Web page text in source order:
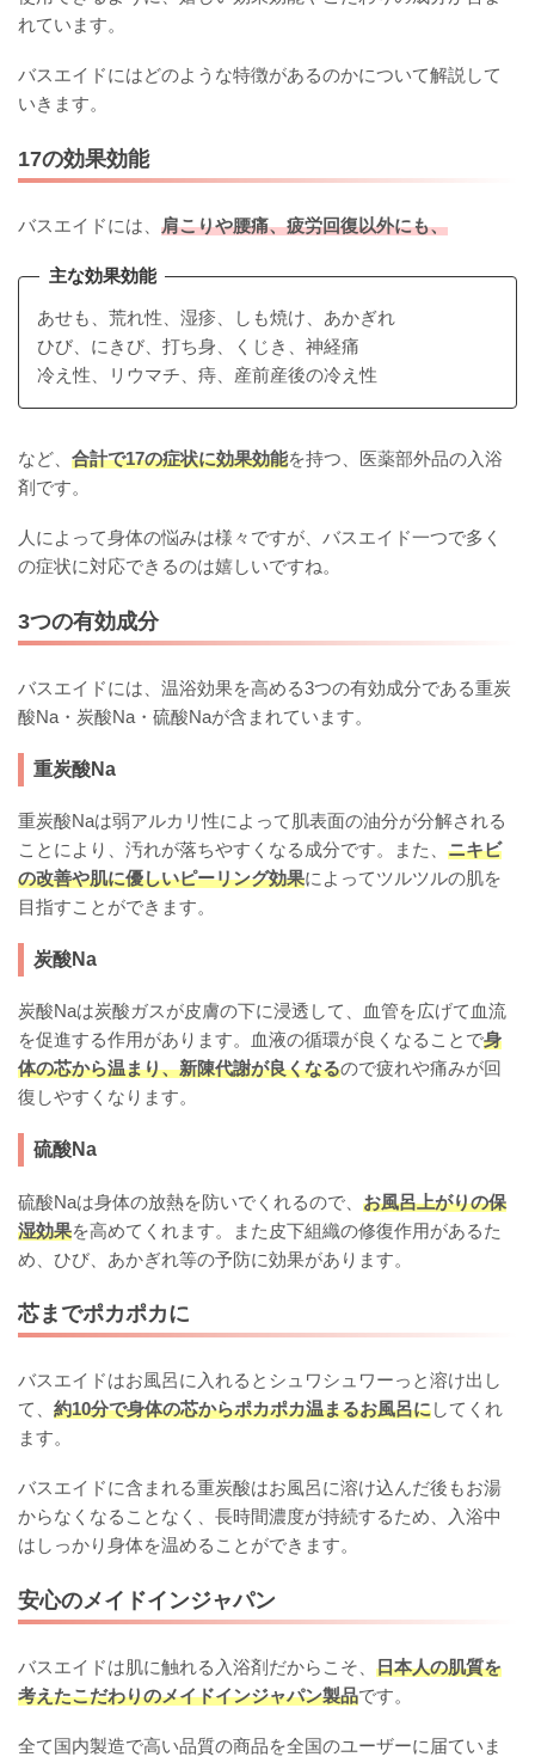
れています。
バスエイドにはどのような特徴があるのかについて解説して
いきます。
17の効果効能
バスエイドには、 肩こりや腰痛、疲労回復以外にも、
主な効果効能
あせも、荒れ性、湿疹、しも焼け、あかぎれ
ひび、にきび、打ち身、くじき、神経痛
冷え性、リウマチ、痔、産前産後の冷え性
など、 合計で17の症状に効果効能を持つ、医薬部外品の入浴
剤です。
人によって身体の悩みは様々ですが、バスエイド一つで多く
の症状に対応できるのは嬉しいですね。
3つの有効成分
バスエイドには、温浴効果を高める3つの有効成分である重炭
酸Na・炭酸Na・硫酸Naが含まれています。
重炭酸Na
重炭酸Naは弱アルカリ性によって肌表面の油分が分解される
ことにより、汚れが落ちやすくなる成分です。また、 ニキビ
の改善や肌に優しいピーリング効果によってツルツルの肌を
目指すことができます。
炭酸Na
炭酸Naは炭酸ガスが皮膚の下に浸透して、血管を広げて血流
を促進する作用があります。血液の循環が良くなることで身
体の芯から温まり、新陳代謝が良くなるので疲れや痛みが回
復しやすくなります。
硫酸Na
硫酸Naは身体の放熱を防いでくれるので、 お風呂上がりの保
湿効果を高めてくれます。また皮下組織の修復作用があるた
め、ひび、あかぎれ等の予防に効果があります。
芯までポカポカに
バスエイドはお風呂に入れるとシュワシュワーっと溶け出し
て、 約10分で身体の芯からポカポカ温まるお風呂にしてくれ
ます。
バスエイドに含まれる重炭酸はお風呂に溶け込んだ後もお湯
からなくなることなく、長時間濃度が持続するため、入浴中
はしっかり身体を温めることができます。
安心のメイドインジャパン
バスエイドは肌に触れる入浴剤だからこそ、 日本人の肌質を
考えたこだわりのメイドインジャパン製品です。
全て国内製造で高い品質の商品を全国のユーザーに届ていま